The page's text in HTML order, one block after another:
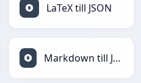
LaTeX till JSON
Markdown till JSON